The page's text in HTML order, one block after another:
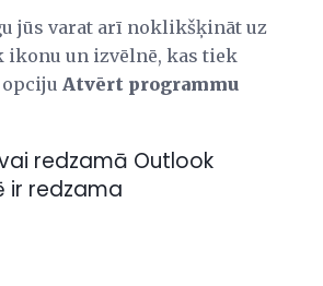
jūs varat arī noklikšķināt uz
ikonu un izvēlnē, kas tiek
Atvērt programmu
redzamā Outlook
ir redzama